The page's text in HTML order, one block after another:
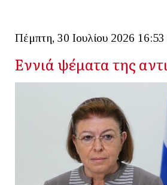
Πέμπτη, 30 Ιουλίου 2026 16:53
Εννιά ψέματα της